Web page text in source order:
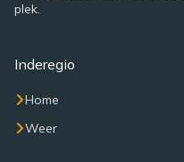
plek.
Inderegio
Home
Weer